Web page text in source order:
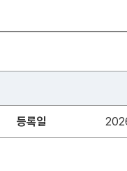
등록일